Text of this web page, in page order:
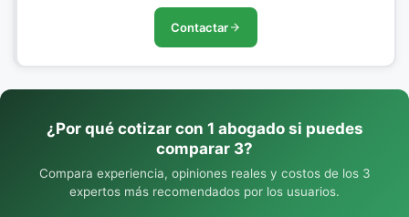
Contactar
¿Por qué cotizar con 1 abogado si puedes
comparar 3?
Compara experiencia, opiniones reales y costos de los 3
expertos más recomendados por los usuarios.